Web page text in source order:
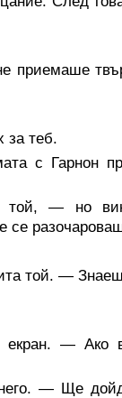
приемаше
за теб.
с Гарнон
— но
се
той. — Знаеш
— Ако
— Ще